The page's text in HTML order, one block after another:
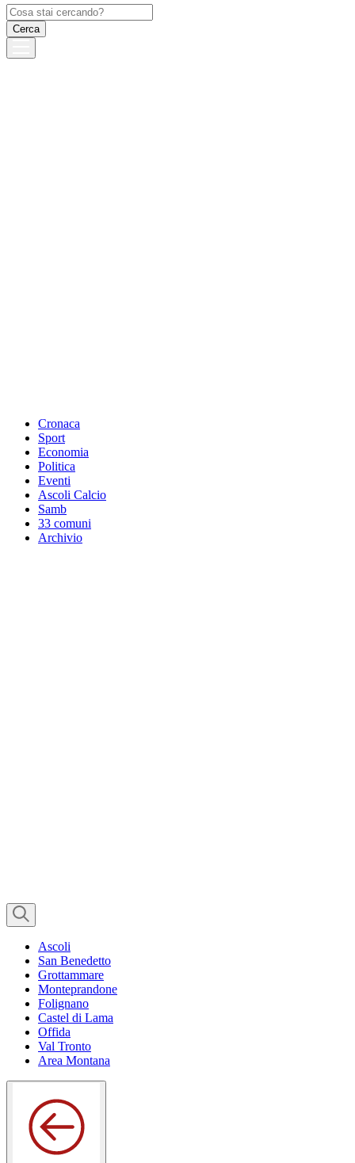
Ricerca
per:
Cronaca
Sport
Economia
Politica
Eventi
Ascoli Calcio
Samb
33 comuni
Archivio
Ascoli
San Benedetto
Grottammare
Monteprandone
Folignano
Castel di Lama
Offida
Val Tronto
Area Montana